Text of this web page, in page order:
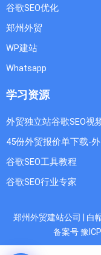
谷歌SEO优化
郑州外贸
WP建站
Whatsapp
学习资源
外贸独立站谷歌SEO视
45份外贸报价单下载-
谷歌SEO工具教程
谷歌SEO行业专家
郑州外贸建站公司 | 白
备案号 豫